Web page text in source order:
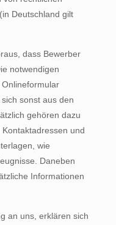
Deutschland gilt
dass Bewerber
notwendigen
sonst aus den
gehören dazu
und
wie
Daneben
Informationen
an uns, erklären sich